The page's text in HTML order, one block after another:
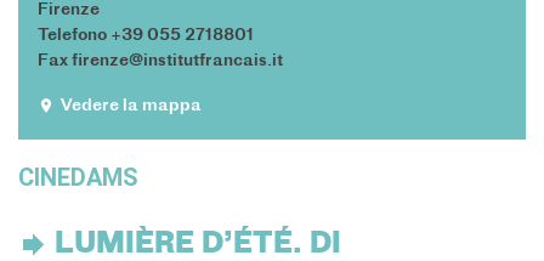
Les Classes Découverte
Le chiavi della città
Catalogo online
Firenze
Telefono +39 055 2718801
Fax firenze@institutfrancais.it
Vedere la mappa
CINEDAMS
LUMIÈRE D’ÉTÉ. DI